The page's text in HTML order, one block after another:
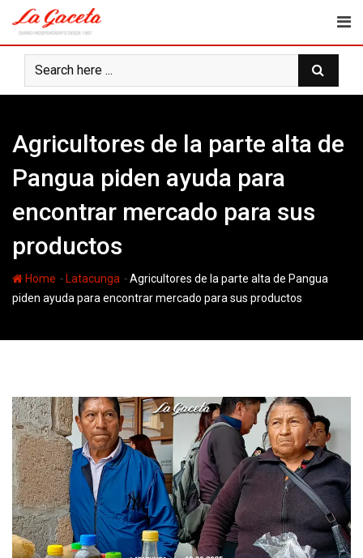
content
Agricultores de la parte alta de
Pangua piden ayuda para
encontrar mercado para sus
productos
Home - Latacunga -Agricultores de la parte alta de Pangua
piden ayuda para encontrar mercado para sus productos